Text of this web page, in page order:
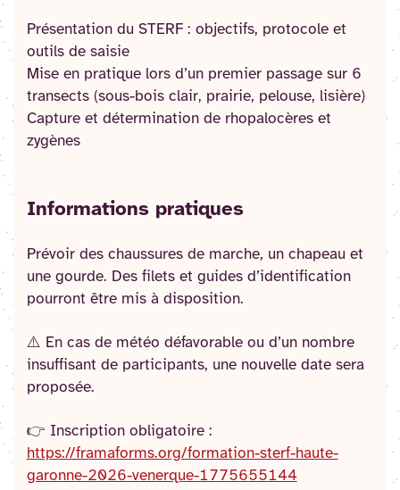
Présentation du STERF : objectifs, protocole et
outils de saisie
Mise en pratique lors d’un premier passage sur 6
transects (sous-bois clair, prairie, pelouse, lisière)
Capture et détermination de rhopalocères et
zygènes
Informations pratiques
Prévoir des chaussures de marche, un chapeau et
une gourde. Des filets et guides d’identification
pourront être mis à disposition.
⚠️ En cas de météo défavorable ou d’un nombre
insuffisant de participants, une nouvelle date sera
proposée.
👉 Inscription obligatoire :
https://framaforms.org/formation-sterf-haute-
garonne-2026-venerque-1775655144